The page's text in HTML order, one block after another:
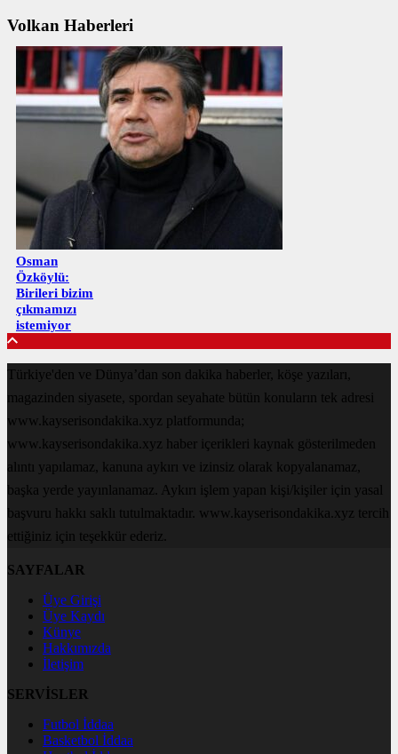
Volkan Haberleri
Osman
Özköylü:
Birileri bizim
çıkmamızı
istemiyor
Türkiye'den ve Dünya’dan son dakika haberler, köşe yazıları,
magazinden siyasete, spordan seyahate bütün konuların tek adresi
www.kayserisondakika.xyz platformunda;
www.kayserisondakika.xyz haber içerikleri kaynak gösterilmeden
alıntı yapılamaz, kanuna aykırı ve izinsiz olarak kopyalanamaz,
başka yerde yayınlanamaz. Aykırı işlem yapan kişi/kişiler için yasal
başvuru hakkı saklı tutulmaktadır. www.kayserisondakika.xyz tercih
ettiğiniz için teşekkür ederiz.
SAYFALAR
Üye Girişi
Üye Kaydı
Künye
Hakkımızda
İletişim
SERVİSLER
Futbol İddaa
Basketbol İddaa